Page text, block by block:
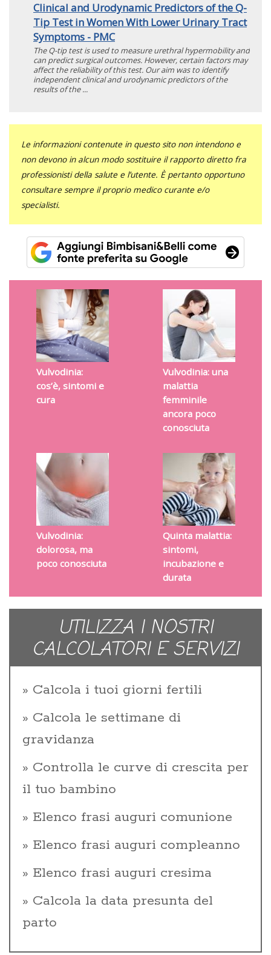
Clinical and Urodynamic Predictors of the Q-
Tip Test in Women With Lower Urinary Tract
Symptoms - PMC
The Q-tip test is used to measure urethral hypermobility and
can predict surgical outcomes. However, certain factors may
affect the reliability of this test. Our aim was to identify
independent clinical and urodynamic predictors of the
results of the ...
Le informazioni contenute in questo sito non intendono e
non devono in alcun modo sostituire il rapporto diretto fra
professionisti della salute e l’utente. È pertanto opportuno
consultare sempre il proprio medico curante e/o
specialisti.
Vulvodinia:
cos’è, sintomi e
cura
Vulvodinia: una
malattia
femminile
ancora poco
conosciuta
Vulvodinia:
dolorosa, ma
poco conosciuta
Quinta malattia:
sintomi,
incubazione e
durata
UTILIZZA I NOSTRI
CALCOLATORI E SERVIZI
Calcola i tuoi giorni fertili
Calcola le settimane di
gravidanza
Controlla le curve di crescita per
il tuo bambino
Elenco frasi auguri comunione
Elenco frasi auguri compleanno
Elenco frasi auguri cresima
Calcola la data presunta del
parto